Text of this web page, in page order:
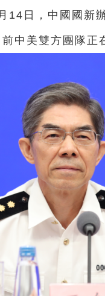
14日，中國國新
中美雙方團隊正